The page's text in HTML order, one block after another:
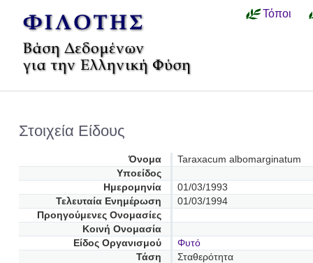
Τόποι
Στοιχεία Είδους
Όνομα
Taraxacum albomarginatum
Υποείδος
Ημερομηνία
01/03/1993
Τελευταία Ενημέρωση
01/03/1994
Προηγούμενες Oνομασίες
Κοινή Ονομασία
Είδος Οργανισμού
Φυτό
Τάση
Σταθερότητα